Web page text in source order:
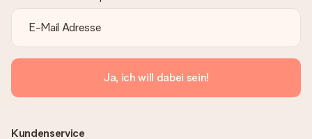
Ja, ich will dabei sein!
Kundenservice